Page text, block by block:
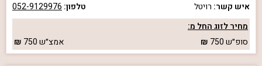
איש קשר: רויטל טלפון: 052-9129976
מחיר לזוג החל מ:
סופ״ש750 אמצ״ש750